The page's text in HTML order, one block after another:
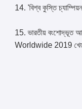
14. 'বিশ্ব কুস্তি
15. ভারতীয় বংশোদ্ভূত
Worldwide 2019